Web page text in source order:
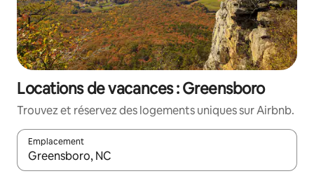
Locations de vacances : Greensboro
Trouvez et réservez des logements uniques sur Airbnb.
Emplacement
Quand les résultats sont affichés, parcourez-les en utilisant